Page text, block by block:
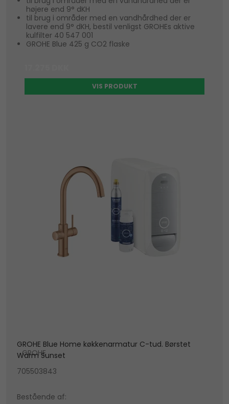
højere end 9° dKH
til brug i områder med en vandhårdhed der er
lavere end 9° dKH, bestil venligst GROHEs aktive
kulfilter 40 547 001
GROHE Blue 425 g CO2 flaske
VIS PRODUKT
GROHE Blue Home køkkenarmatur C-tud. Børstet
Warm Sunset
GROHE
705503843
Bestående af: